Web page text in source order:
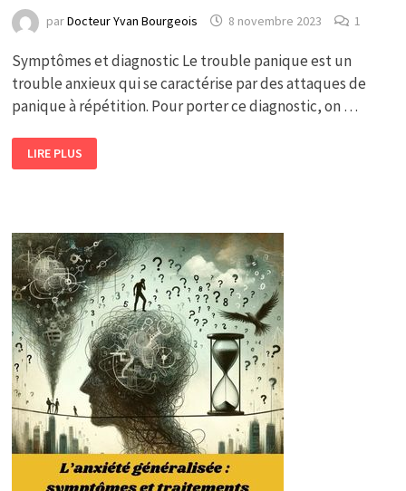
parDocteur Yvan Bourgeois 8 novembre 2023 1
Symptômes et diagnostic Le trouble panique est un
trouble anxieux qui se caractérise par des attaques de
panique à répétition. Pour porter ce diagnostic, on …
TROUBLE
PANIQUE
:
LIRE PLUS